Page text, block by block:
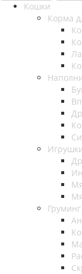
Кошки
Корма